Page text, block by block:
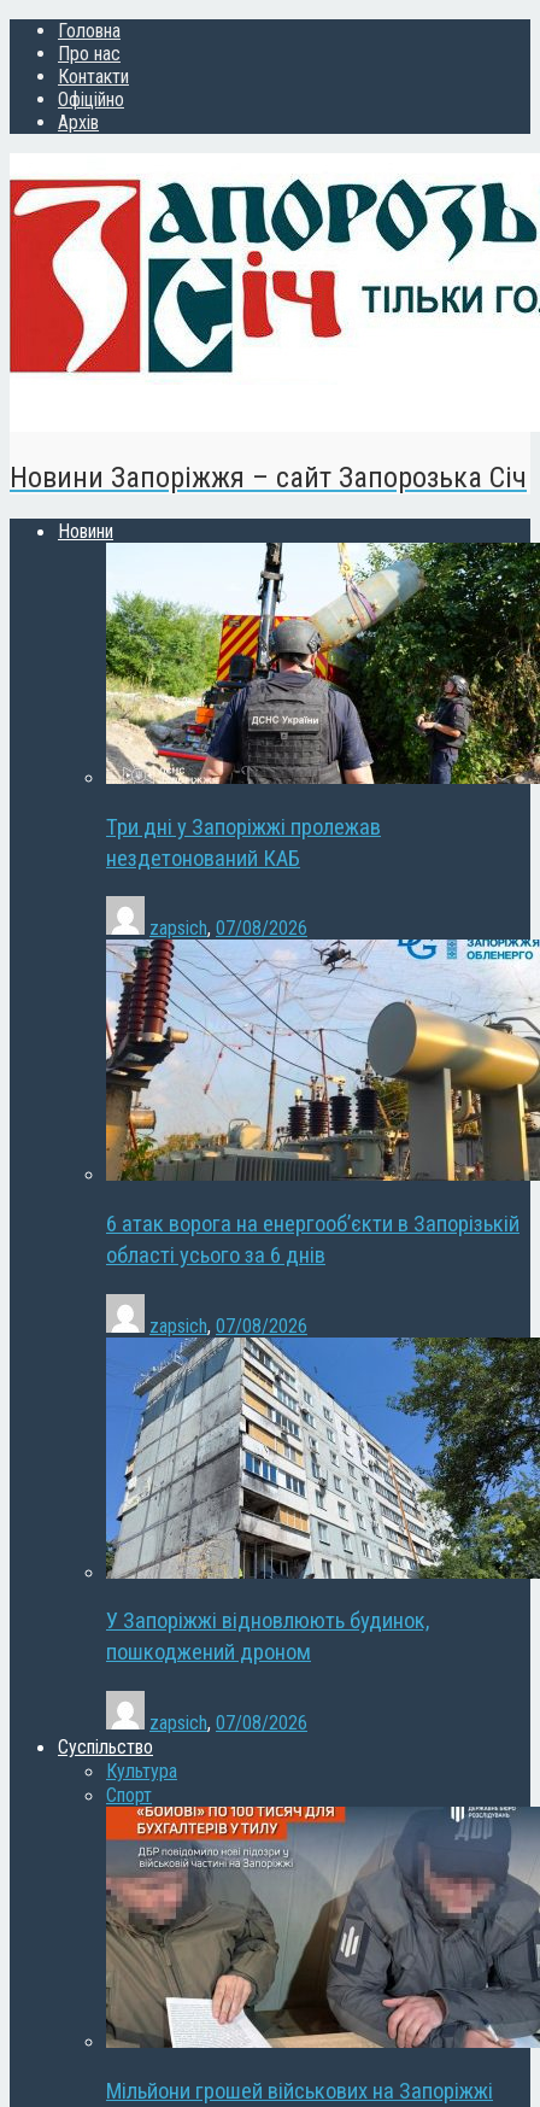
Головна
Про нас
Контакти
Офіційно
Архів
Новини Запоріжжя – сайт Запорозька Січ
Новини
Три дні у Запоріжжі пролежав
нездетонований КАБ
zapsich, 07/08/2026
6 атак ворога на енергооб’єкти в Запорізькій
області усього за 6 днів
zapsich, 07/08/2026
У Запоріжжі відновлюють будинок,
пошкоджений дроном
zapsich, 07/08/2026
Суспільство
Культура
Спорт
Мільйони грошей військових на Запоріжжі